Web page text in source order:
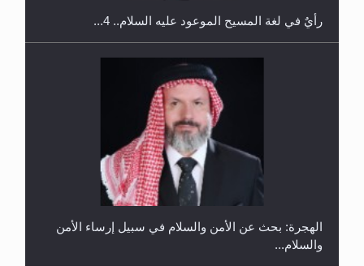
إتمام حفظ القرآن الكريم لثلاثة طلاب من مدرسة الحفظ
رأيٌ في لغة المسيح الموعود عليه السلام.. 4...
الهجرة: بحث عن الأمن والسلام في سبيل إرساء الأمن
والسلام...